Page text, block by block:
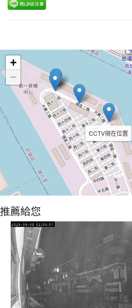
CCTV現在位置
+
−
推薦給您